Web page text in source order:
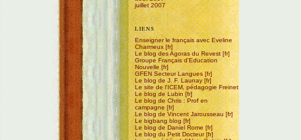
juillet 2007
LIENS
Enseigner le français avec Eveline
Charmeux
Le blog des Agoras du Revest
Groupe Français d'Education
Nouvelle
GFEN Secteur Langues
Le blog de J. F. Launay
Le site de l'ICEM, pédagogie Freinet
Le blog de Lubin
Le blog de Chris : Prof en
campagne
Le blog de Vincent Jarousseau
Le bigbang blog
Le blog de Daniel Rome
Le blog du Petit Docteur